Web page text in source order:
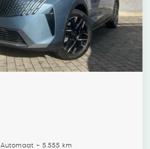
Automaat - 5.555 km